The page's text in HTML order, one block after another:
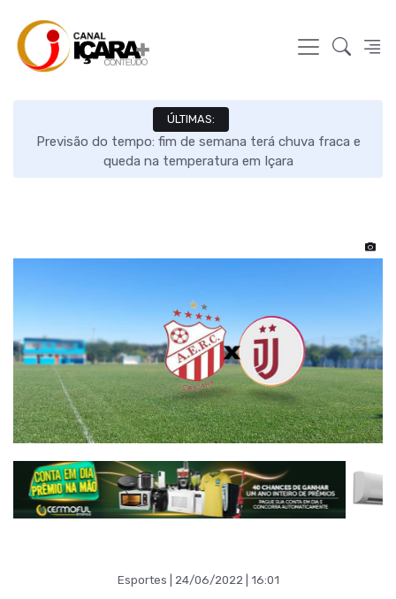
ÚLTIMAS:
Previsão do tempo: fim de semana terá chuva fraca e
queda na temperatura em Içara
Esportes | 24/06/2022 | 16:01